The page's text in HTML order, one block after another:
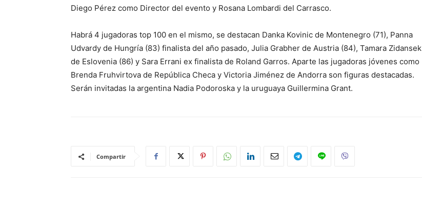
Diego Pérez como Director del evento y Rosana Lombardi del Carrasco.
Habrá 4 jugadoras top 100 en el mismo, se destacan Danka Kovinic de Montenegro (71), Panna
Udvardy de Hungría (83) finalista del año pasado, Julia Grabher de Austria (84), Tamara Zidansek
de Eslovenia (86) y Sara Errani ex finalista de Roland Garros. Aparte las jugadoras jóvenes como
Brenda Fruhvirtova de República Checa y Victoria Jiménez de Andorra son figuras destacadas.
Serán invitadas la argentina Nadia Podoroska y la uruguaya Guillermina Grant.
Compartir